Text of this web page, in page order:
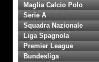
Maglia Calcio Polo
Serie A
Squadra Nazionale
Liga Spagnola
Premier League
Bundesliga